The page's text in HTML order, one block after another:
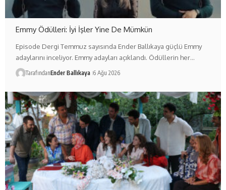
Emmy Ödülleri: İyi İşler Yine De Mümkün
Episode Dergi Temmuz sayısında Ender Ballıkaya güçlü Emmy
adaylarını inceliyor. Emmy adayları açıklandı. Ödüllerin her…
TarafındanEnder Ballıkaya 6 Ağu 2026